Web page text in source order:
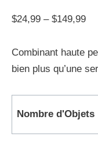
$24,99 – $149,99
Combinant haute
bien plus qu’une
Nombre d'Objets